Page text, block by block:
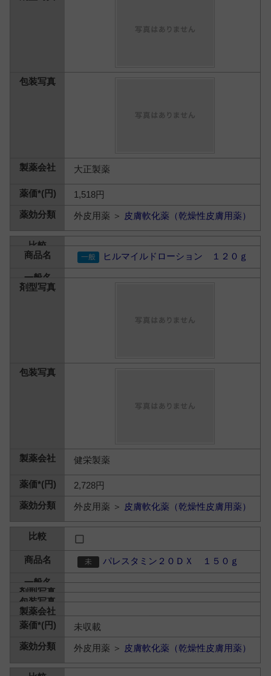
大正製薬
1,518円
外皮用薬 ＞ 皮膚軟化薬（乾燥性皮膚用薬）
ヒルマイルドローション １２０ｇ
健栄製薬
2,728円
外皮用薬 ＞ 皮膚軟化薬（乾燥性皮膚用薬）
パレスタミン２０ＤＸ １５０ｇ
未収載
外皮用薬 ＞ 皮膚軟化薬（乾燥性皮膚用薬）